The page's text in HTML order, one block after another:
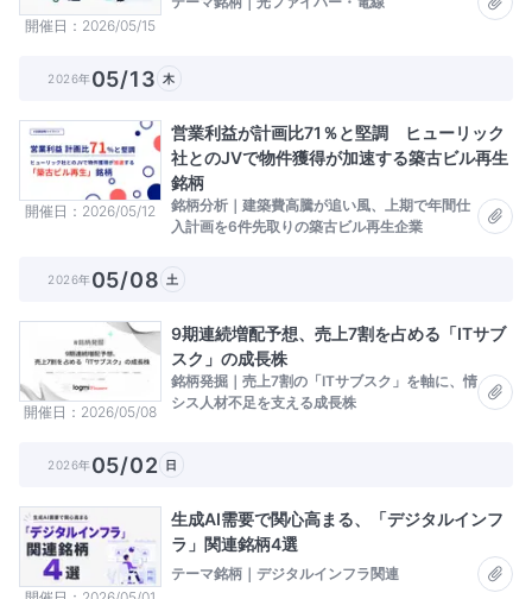
開催日 2026/05/15
2026年05/13 木
開催日 2026/05/12
営業利益が計画比71％と堅調 ヒューリック
社とのJVで物件獲得が加速する築古ビル再生
銘柄
銘柄分析｜建築費高騰が追い風、上期で年間仕
入計画を6件先取りの築古ビル再生企業
2026年05/08 土
開催日 2026/05/08
9期連続増配予想、売上7割を占める「ITサブ
スク」の成長株
銘柄発掘｜売上7割の「ITサブスク」を軸に、情
シス人材不足を支える成長株
2026年05/02 日
生成AI需要で関心高まる、「デジタルインフ
ラ」関連銘柄4選
テーマ銘柄｜デジタルインフラ関連